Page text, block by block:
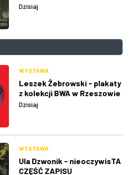
Dzisiaj
WYSTAWA
Leszek Żebrowski - plakaty
z kolekcji BWA w Rzeszowie
Dzisiaj
WYSTAWA
Ula Dzwonik - nieoczywisTA
CZĘŚĆ ZAPISU